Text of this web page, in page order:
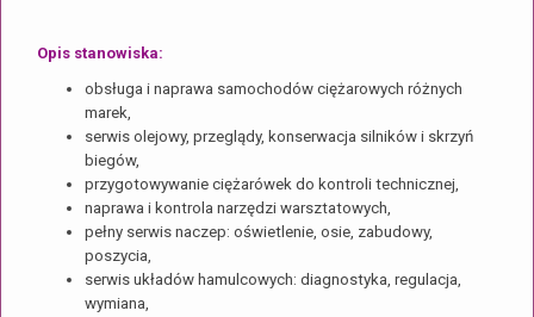
Opis stanowiska:
obsługa i naprawa samochodów ciężarowych różnych
marek,
serwis olejowy, przeglądy, konserwacja silników i skrzyń
biegów,
przygotowywanie ciężarówek do kontroli technicznej,
naprawa i kontrola narzędzi warsztatowych,
pełny serwis naczep: oświetlenie, osie, zabudowy,
poszycia,
serwis układów hamulcowych: diagnostyka, regulacja,
wymiana,